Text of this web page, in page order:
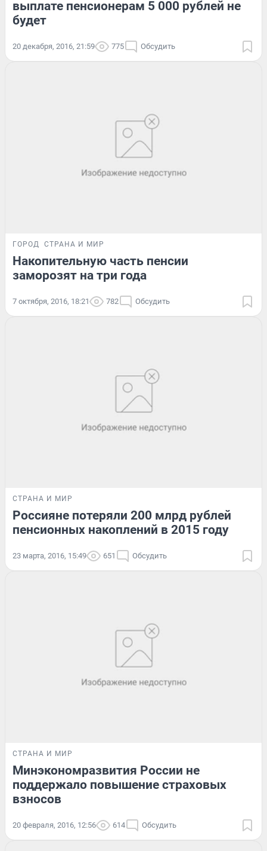
выплате пенсионерам 5 000 рублей не
будет
20 декабря, 2016, 21:59 775 Обсудить
ГОРОД СТРАНА И МИР
Накопительную часть пенсии
заморозят на три года
7 октября, 2016, 18:21 782 Обсудить
СТРАНА И МИР
Россияне потеряли 200 млрд рублей
пенсионных накоплений в 2015 году
23 марта, 2016, 15:49 651 Обсудить
СТРАНА И МИР
Минэкономразвития России не
поддержало повышение страховых
взносов
20 февраля, 2016, 12:56 614 Обсудить